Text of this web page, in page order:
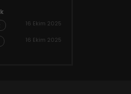
16 Ekim 2025
16 Ekim 2025